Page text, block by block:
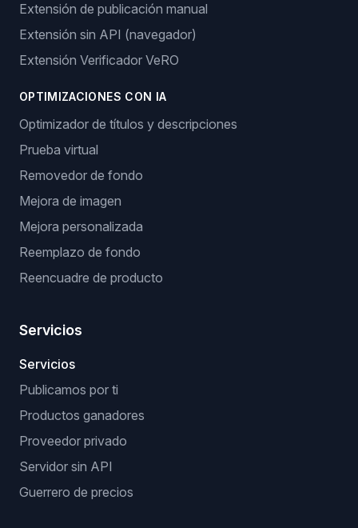
Extensión de publicación manual
Extensión sin API (navegador)
Extensión Verificador VeRO
OPTIMIZACIONES CON IA
Optimizador de títulos y descripciones
Prueba virtual
Removedor de fondo
Mejora de imagen
Mejora personalizada
Reemplazo de fondo
Reencuadre de producto
Servicios
Servicios
Publicamos por ti
Productos ganadores
Proveedor privado
Servidor sin API
Guerrero de precios